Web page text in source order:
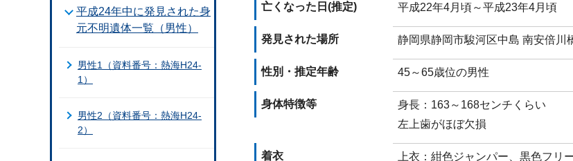
亡くなった日(推定) 平成22年4月頃～平成23年4月頃
発見された場所 静岡県静岡市駿河区中島 南安倍川
性別・推定年齢 45～65歳位の男性
身体特徴等
身長：163～168センチくらい
左上歯がほぼ欠損
着衣
上衣：紺色ジャンパー、黒色フリ
平成24年中に発見された身
元不明遺体一覧（男性）
男性1（資料番号：熱海H24-
1）
男性2（資料番号：熱海H24-
2）